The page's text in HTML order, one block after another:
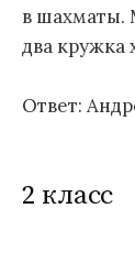
в шахматы.
два кружка
Ответ:
2 класс